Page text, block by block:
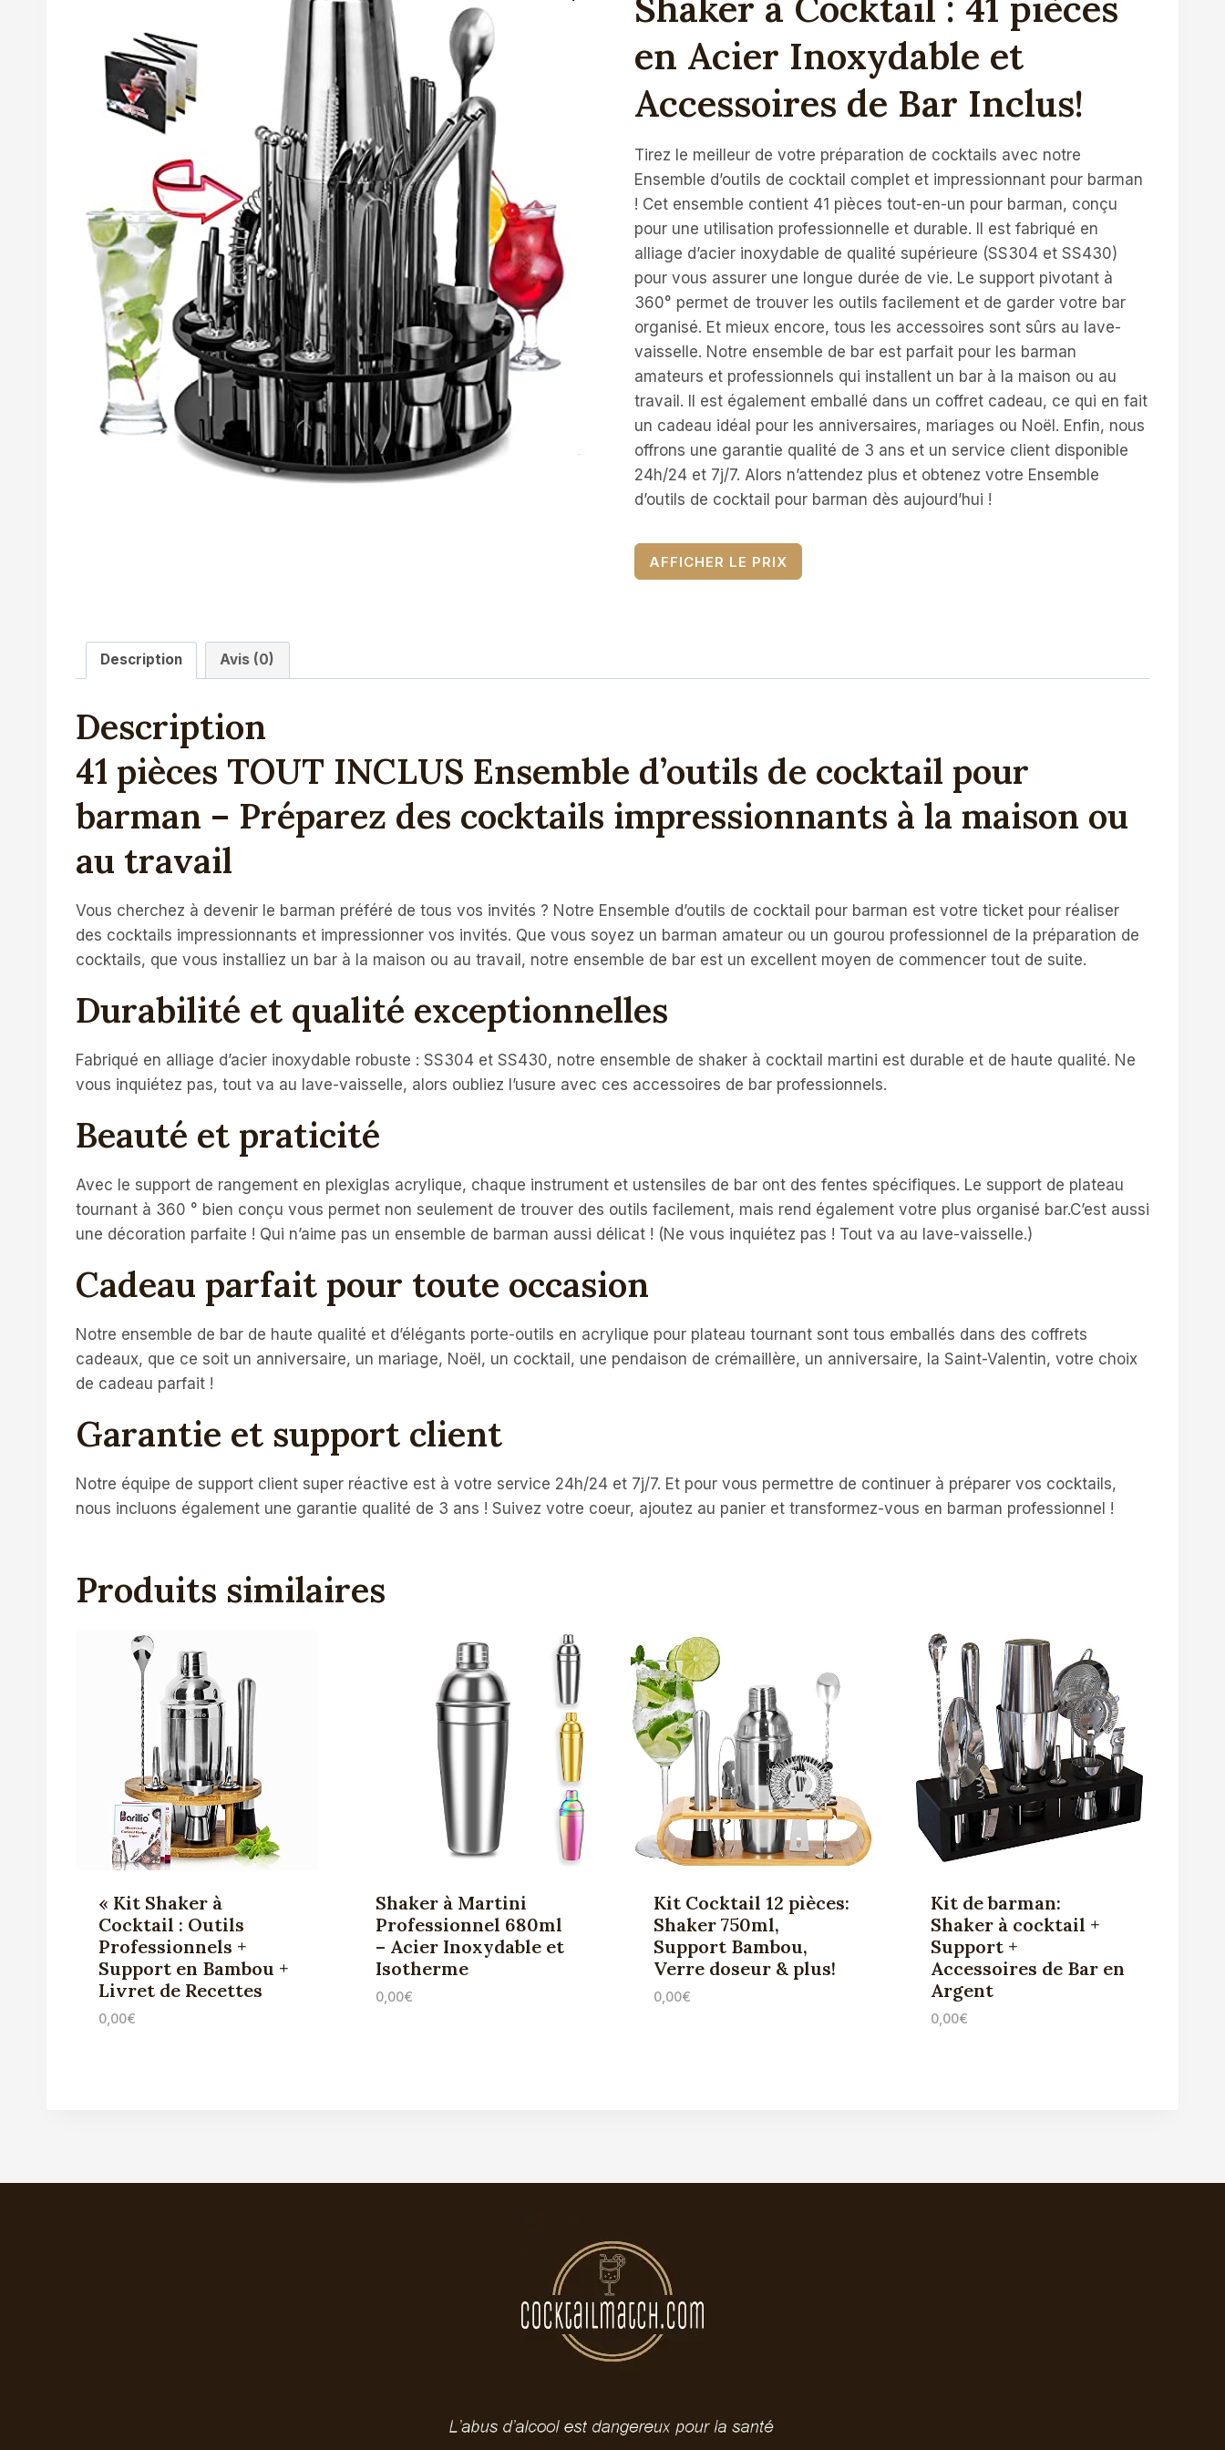
en Acier Inoxydable et
Accessoires de Bar Inclus!
Tirez le meilleur de votre préparation de cocktails avec notre
Ensemble d’outils de cocktail complet et impressionnant pour barman
! Cet ensemble contient 41 pièces tout-en-un pour barman, conçu
pour une utilisation professionnelle et durable. Il est fabriqué en
alliage d’acier inoxydable de qualité supérieure (SS304 et SS430)
pour vous assurer une longue durée de vie. Le support pivotant à
360° permet de trouver les outils facilement et de garder votre bar
organisé. Et mieux encore, tous les accessoires sont sûrs au lave-
vaisselle. Notre ensemble de bar est parfait pour les barman
amateurs et professionnels qui installent un bar à la maison ou au
travail. Il est également emballé dans un coffret cadeau, ce qui en fait
un cadeau idéal pour les anniversaires, mariages ou Noël. Enfin, nous
offrons une garantie qualité de 3 ans et un service client disponible
24h/24 et 7j/7. Alors n’attendez plus et obtenez votre Ensemble
d’outils de cocktail pour barman dès aujourd’hui !
AFFICHER LE PRIX
Description Avis (0)
Description
41 pièces TOUT INCLUS Ensemble d’outils de cocktail pour
barman – Préparez des cocktails impressionnants à la maison ou
au travail
Vous cherchez à devenir le barman préféré de tous vos invités ? Notre Ensemble d’outils de cocktail pour barman est votre ticket pour réaliser
des cocktails impressionnants et impressionner vos invités. Que vous soyez un barman amateur ou un gourou professionnel de la préparation de
cocktails, que vous installiez un bar à la maison ou au travail, notre ensemble de bar est un excellent moyen de commencer tout de suite.
Durabilité et qualité exceptionnelles
Fabriqué en alliage d’acier inoxydable robuste : SS304 et SS430, notre ensemble de shaker à cocktail martini est durable et de haute qualité. Ne
vous inquiétez pas, tout va au lave-vaisselle, alors oubliez l’usure avec ces accessoires de bar professionnels.
Beauté et praticité
Avec le support de rangement en plexiglas acrylique, chaque instrument et ustensiles de bar ont des fentes spécifiques. Le support de plateau
tournant à 360 ° bien conçu vous permet non seulement de trouver des outils facilement, mais rend également votre plus organisé bar.C’est aussi
une décoration parfaite ! Qui n’aime pas un ensemble de barman aussi délicat ! (Ne vous inquiétez pas ! Tout va au lave-vaisselle.)
Cadeau parfait pour toute occasion
Notre ensemble de bar de haute qualité et d’élégants porte-outils en acrylique pour plateau tournant sont tous emballés dans des coffrets
cadeaux, que ce soit un anniversaire, un mariage, Noël, un cocktail, une pendaison de crémaillère, un anniversaire, la Saint-Valentin, votre choix
de cadeau parfait !
Garantie et support client
Notre équipe de support client super réactive est à votre service 24h/24 et 7j/7. Et pour vous permettre de continuer à préparer vos cocktails,
nous incluons également une garantie qualité de 3 ans ! Suivez votre coeur, ajoutez au panier et transformez-vous en barman professionnel !
Produits similaires
« Kit Shaker à
Cocktail : Outils
Professionnels +
Support en Bambou +
Livret de Recettes
0,00€
Shaker à Martini
Professionnel 680ml
– Acier Inoxydable et
Isotherme
0,00€
Kit Cocktail 12 pièces:
Shaker 750ml,
Support Bambou,
Verre doseur & plus!
0,00€
Kit de barman:
Shaker à cocktail +
Support +
Accessoires de Bar en
Argent
0,00€